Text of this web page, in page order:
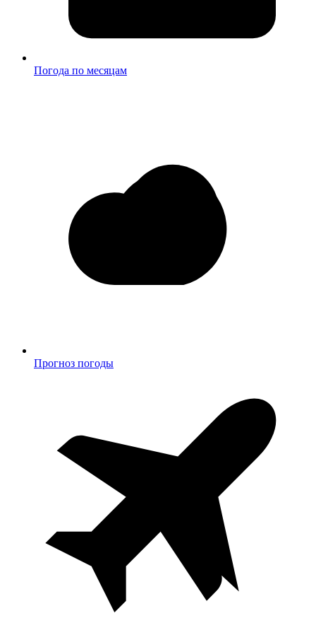
Погода по месяцам
Прогноз погоды